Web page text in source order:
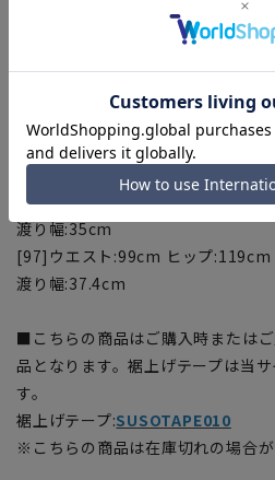
[85]ウエスト:87cm ヒップ
[88]ウエスト:90cm ヒップ
渡り幅:34.2cm
[91]ウエスト:93cm ヒップ
渡り幅:34.3cm
[94]ウエスト:96cm ヒップ
渡り幅:35cm
[97]ウエスト:99cm ヒップ
渡り幅:37.4cm
■こちらの商品はご購入時または
品となります。裾上げテープは当
す。
裾上げテープ:SUSOTAPE010
※こちらの商品は在庫切れの場合が